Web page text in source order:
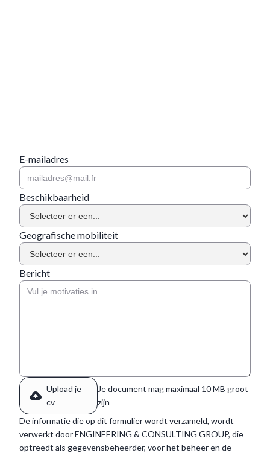
E-mailadres
Beschikbaarheid
Geografische mobiliteit
Bericht
Upload je
cv
Je document mag maximaal 10 MB groot
zijn
De informatie die op dit formulier wordt verzameld, wordt
verwerkt door ENGINEERING & CONSULTING GROUP, die
optreedt als gegevensbeheerder, voor het beheer en de